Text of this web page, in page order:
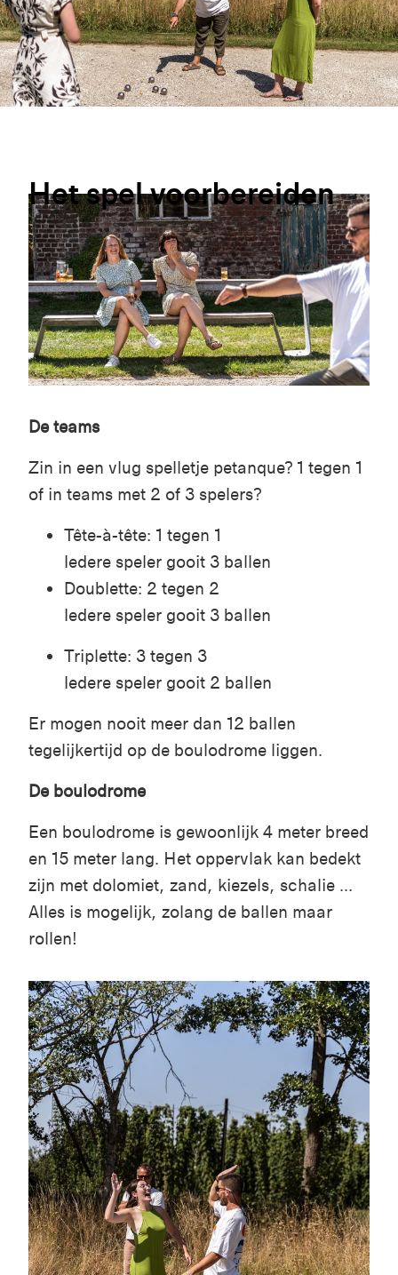
Hetspelvoorbereiden
De teams
Zin in een vlug spelletje petanque? 1 tegen 1
of in teams met 2 of 3 spelers?
Tête-à-tête: 1 tegen 1
Iedere speler gooit 3 ballen
Doublette: 2 tegen 2
Iedere speler gooit 3 ballen
Triplette: 3 tegen 3
Iedere speler gooit 2 ballen
Er mogen nooit meer dan 12 ballen
tegelijkertijd op de boulodrome liggen.
De boulodrome
Een boulodrome is gewoonlijk 4 meter breed
en 15 meter lang. Het oppervlak kan bedekt
zijn met dolomiet, zand, kiezels, schalie ...
Alles is mogelijk, zolang de ballen maar
rollen!